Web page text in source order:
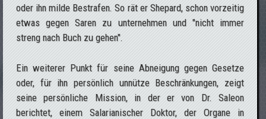
oder ihn milde Bestrafen. So rät er Shepard, schon vorzeitig
etwas gegen Saren zu unternehmen und "nicht immer
streng nach Buch zu gehen".
Ein weiterer Punkt für seine Abneigung gegen Gesetze
oder, für ihn persönlich unnütze Beschränkungen, zeigt
seine persönliche Mission, in der er von Dr. Saleon
berichtet, einem Salarianischer Doktor, der Organe in